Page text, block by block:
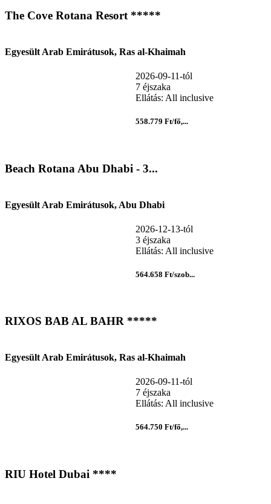
The Cove Rotana Resort *****
Egyesült Arab Emirátusok, Ras al-Khaimah
2026-09-11-tól
7 éjszaka
Ellátás: All inclusive
558.779 Ft/fő,...
Beach Rotana Abu Dhabi - 3...
Egyesült Arab Emirátusok, Abu Dhabi
2026-12-13-tól
3 éjszaka
Ellátás: All inclusive
564.658 Ft/szob...
RIXOS BAB AL BAHR *****
Egyesült Arab Emirátusok, Ras al-Khaimah
2026-09-11-tól
7 éjszaka
Ellátás: All inclusive
564.750 Ft/fő,...
RIU Hotel Dubai ****